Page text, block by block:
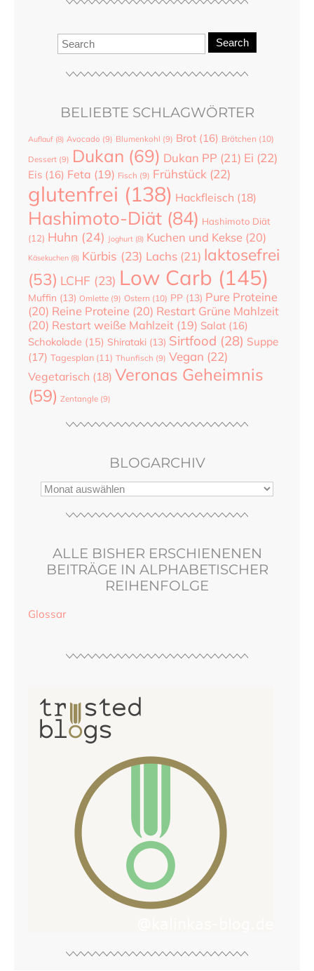
Search
BELIEBTE SCHLAGWÖRTER
Auflauf (8) Avocado (9) Blumenkohl (9) Brot (16) Brötchen (10)
Dessert (9) Dukan (69) Dukan PP (21) Ei (22)
Eis (16) Feta (19) Fisch (9) Frühstück (22)
glutenfrei (138) Hackfleisch (18)
Hashimoto-Diät (84) Hashimoto Diät
(12) Huhn (24) Joghurt (8) Kuchen und Kekse (20)
Käsekuchen (8) Kürbis (23) Lachs (21) laktosefrei
(53) LCHF (23) Low Carb (145)
Muffin (13) Omlette (9) Ostern (10) PP (13) Pure Proteine
(20) Reine Proteine (20) Restart Grüne Mahlzeit
(20) Restart weiße Mahlzeit (19) Salat (16)
Schokolade (15) Shirataki (13) Sirtfood (28) Suppe
(17) Tagesplan (11) Thunfisch (9) Vegan (22)
Vegetarisch (18) Veronas Geheimnis
(59) Zentangle (9)
BLOGARCHIV
ALLE BISHER ERSCHIENENEN
BEITRÄGE IN ALPHABETISCHER
REIHENFOLGE
Glossar